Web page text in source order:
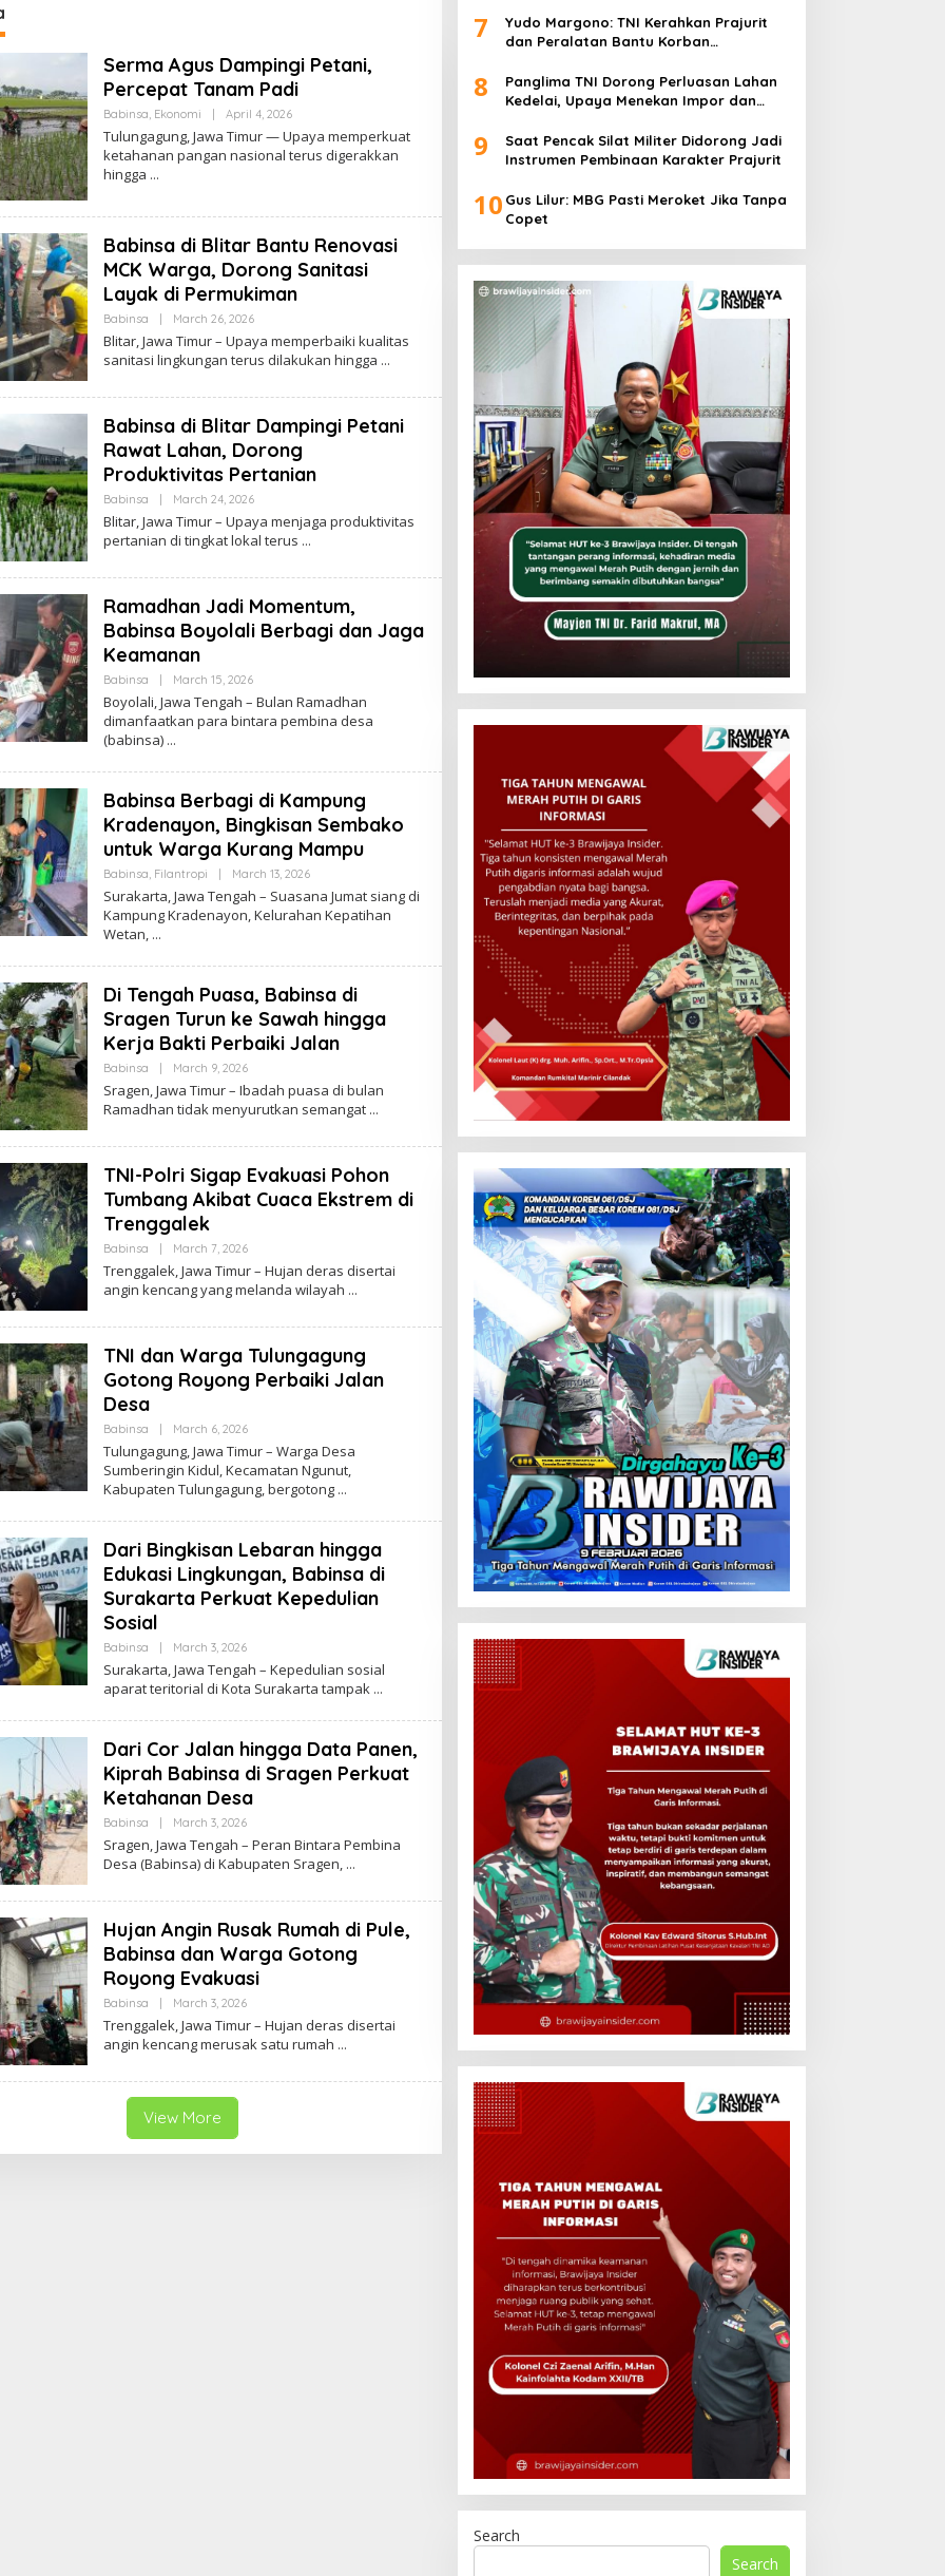
Serma Agus Dampingi Petani,
Percepat Tanam Padi
Babinsa, Ekonomi April 4, 2026B
B
R
J
Y
A
Tulungagung, Jawa Timur — Upaya memperkuat
ketahanan pangan nasional terus digerakkan
hingga
Babinsa di Blitar Bantu Renovasi
MCK Warga, Dorong Sanitasi
Layak di Permukiman
Babinsa March 26, 2026B
B
R
A
Y
Blitar, Jawa Timur – Upaya memperbaiki kualitas
sanitasi lingkungan terus dilakukan hingga
Babinsa di Blitar Dampingi Petani
Rawat Lahan, Dorong
Produktivitas Pertanian
Babinsa March 24, 2026B
B
R
J
A
Y
Blitar, Jawa Timur – Upaya menjaga produktivitas
pertanian di tingkat lokal terus
Ramadhan Jadi Momentum,
Babinsa Boyolali Berbagi dan Jaga
Keamanan
Babinsa March 15, 2026B
Y
B
R
I
A
A
Boyolali, Jawa Tengah – Bulan Ramadhan
dimanfaatkan para bintara pembina desa
(babinsa)
Babinsa Berbagi di Kampung
Kradenayon, Bingkisan Sembako
untuk Warga Kurang Mampu
Babinsa, Filantropi March 13, 2026B
B
R
I
A
A
Surakarta, Jawa Tengah – Suasana Jumat siang di
Kampung Kradenayon, Kelurahan Kepatihan
Wetan,
Di Tengah Puasa, Babinsa di
Sragen Turun ke Sawah hingga
Kerja Bakti Perbaiki Jalan
Babinsa March 9, 2026B
B
R
J
A
Y
Sragen, Jawa Timur – Ibadah puasa di bulan
Ramadhan tidak menyurutkan semangat
TNI-Polri Sigap Evakuasi Pohon
Tumbang Akibat Cuaca Ekstrem di
Trenggalek
Babinsa March 7, 2026B
B
R
J
A
Y
Trenggalek, Jawa Timur – Hujan deras disertai
angin kencang yang melanda wilayah
TNI dan Warga Tulungagung
Gotong Royong Perbaiki Jalan
Desa
Babinsa March 6, 2026B
B
R
A
I
A
A
Tulungagung, Jawa Timur – Warga Desa
Sumberingin Kidul, Kecamatan Ngunut,
Kabupaten Tulungagung, bergotong
Dari Bingkisan Lebaran hingga
Edukasi Lingkungan, Babinsa di
Surakarta Perkuat Kepedulian
Sosial
Babinsa March 3, 2026B
Y
B
R
W
J
A
Y
A
Surakarta, Jawa Tengah – Kepedulian sosial
aparat teritorial di Kota Surakarta tampak
Dari Cor Jalan hingga Data Panen,
Kiprah Babinsa di Sragen Perkuat
Ketahanan Desa
Babinsa March 3, 2026B
Y
B
R
J
A
Y
Sragen, Jawa Tengah – Peran Bintara Pembina
Desa (Babinsa) di Kabupaten Sragen,
Hujan Angin Rusak Rumah di Pule,
Babinsa dan Warga Gotong
Royong Evakuasi
Babinsa March 3, 2026B
B
R
A
Trenggalek, Jawa Timur – Hujan deras disertai
angin kencang merusak satu rumah
View More
7
Yudo Margono: TNI Kerahkan Prajurit
dan Peralatan Bantu Korban
8
Panglima TNI Dorong Perluasan Lahan
Kedelai, Upaya Menekan Impor dan
9
Saat Pencak Silat Militer Didorong Jadi
Instrumen Pembinaan Karakter Prajurit
10 Gus Lilur: MBG Pasti Meroket Jika Tanpa
Copet
Search
Search